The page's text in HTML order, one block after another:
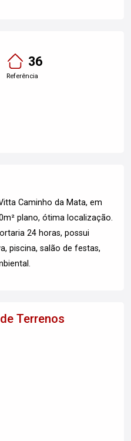
36
Referência
Caminho da Mata, em
plano, ótima localização.
24 horas, possui
piscina, salão de festas,
Terrenos